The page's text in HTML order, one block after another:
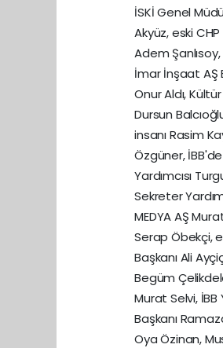
İSKİ Genel
Akyüz, eski
Adem
İmar İnşaat AŞ
Onur Aldı,
Dursun
insanı Rasim
Özgüner,
Yardımcısı
Sekreter
MEDYA AŞ
Serap Öbekçi,
Başkanı Ali
Begüm
Murat Selvi,
Başkanı
Oya Özinan,